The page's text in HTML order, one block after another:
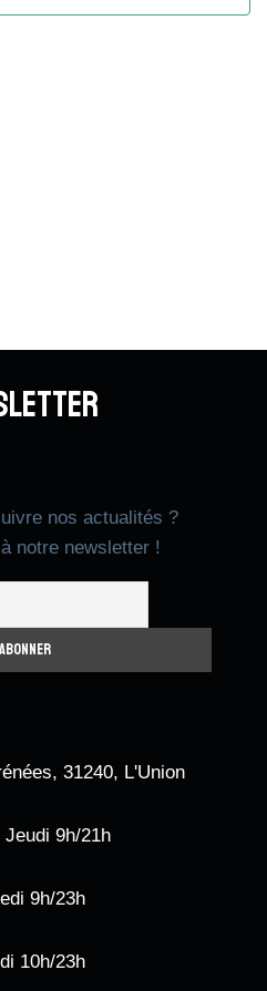
nos actualités ?
notre newsletter !
31240, L'Union
Jeudi 9h/21h
9h/23h
10h/23h